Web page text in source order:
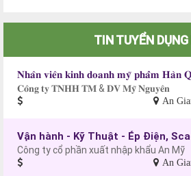
TIN TUYỂN
𝐍𝐡𝐚̂𝐧 𝐯𝐢𝐞̂𝐧 𝐤𝐢𝐧𝐡 𝐝𝐨𝐚𝐧𝐡 𝐦𝐲̃ 𝐩𝐡𝐚̂̉𝐦 𝐇𝐚̀𝐧
𝐂𝐨̂𝐧𝐠 𝐭𝐲 𝐓𝐍𝐇𝐇 𝐓𝐌 & 𝐃𝐕 𝐌𝐲̃ 𝐍𝐠𝐮𝐲𝐞̂𝐧
An
Vận hành - Kỹ Thuật - Ép Điện,
Công ty cổ phần xuất nhập khẩu An Mỹ
An